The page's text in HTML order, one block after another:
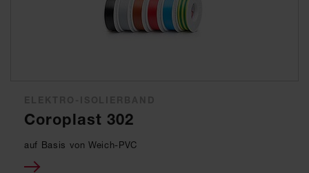
Coroplast 302
auf Basis von Weich-PVC